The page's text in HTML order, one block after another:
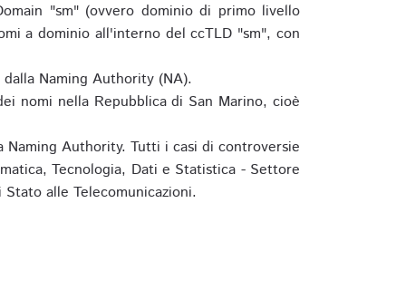
"sm" (ovvero dominio di primo livello
a dominio all'interno del ccTLD "sm", con
Naming Authority (NA).
nomi nella Repubblica di San Marino, cioè
Authority. Tutti i casi di controversie
Tecnologia, Dati e Statistica - Settore
alle Telecomunicazioni.